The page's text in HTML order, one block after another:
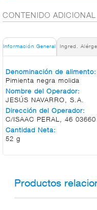
FRUTAS Y
BEBIDAS
Y LIMPIEZA
PERFUMERÍA
CONTENIDO ADICIONAL
Información General Ingred.
Denominación de alimento:
Pimienta negra molida
Nombre del Operador:
JESÚS NAVARRO, S.A.
Dirección del Operador:
C/ISAAC PERAL, 46 03660
Cantidad Neta:
52 g
Productos